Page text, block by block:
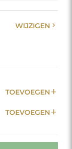
WIJZIGEN chevron_right
TOEVOEGEN add
TOEVOEGEN add